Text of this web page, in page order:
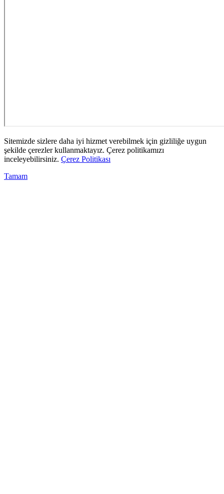
Sitemizde sizlere daha iyi hizmet verebilmek için gizliliğe uygun
şekilde çerezler kullanmaktayız. Çerez politikamızı
inceleyebilirsiniz. Çerez Politikası
Tamam